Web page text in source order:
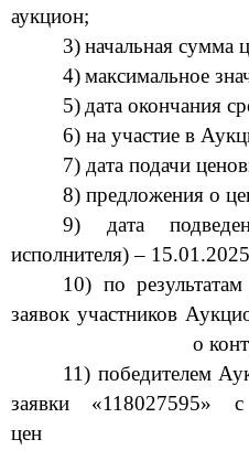
аукцион;
3) начальная сумма
4) максимальное
5) дата окончания
6) на участие в
7) дата подачи
8) предложения о
9) дата
исполнителя) –
10) по
заявок участников
о
11) победителем
заявки «118027595» с
цен